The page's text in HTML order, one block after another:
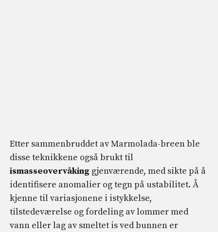
Etter sammenbruddet av Marmolada-breen ble
disse teknikkene også brukt til
ismasseovervåking gjenværende, med sikte på å
identifisere anomalier og tegn på ustabilitet. Å
kjenne til variasjonene i istykkelse,
tilstedeværelse og fordeling av lommer med
vann eller lag av smeltet is ved bunnen er